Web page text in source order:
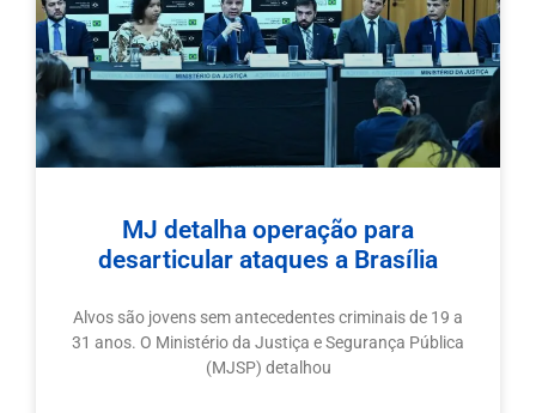
MJ detalha operação para
desarticular ataques a Brasília
Alvos são jovens sem antecedentes criminais de 19 a
31 anos. O Ministério da Justiça e Segurança Pública
(MJSP) detalhou